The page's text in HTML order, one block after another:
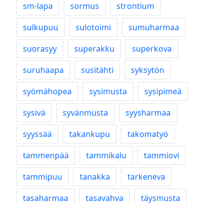
sm-lapa
sormus
strontium
sulkupuu
sulotoimi
sumuharmaa
suorasyy
superakku
superkova
suruhaapa
susitähti
syksytön
syömähopea
sysimusta
sysipimeä
sysivä
syvänmusta
syysharmaa
syyssää
takankupu
takomatyö
tammenpää
tammikalu
tammiovi
tammipuu
tanakka
tarkeneva
tasaharmaa
tasavahva
täysmusta